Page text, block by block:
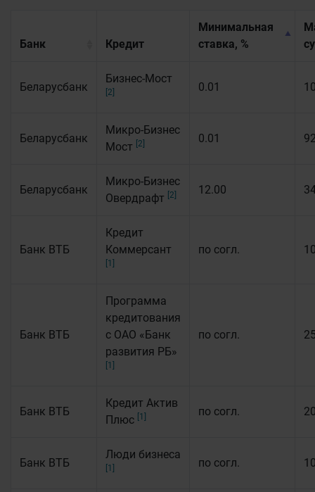
Банк Кредит
Минимальная
ставка, %
Беларусбанк
Бизнес-Мост
[2] 0.01
Беларусбанк
Микро-Бизнес
Мост
[2] 0.01
Беларусбанк
Микро-Бизнес
Овердрафт
[2] 12.00
Банк ВТБ
Кредит
Коммерсант
[1]
по согл.
Банк ВТБ
Программа
кредитования
с ОАО «Банк
развития РБ»
[1]
по согл.
Банк ВТБ
Кредит Актив
Плюс [1] по согл.
Банк ВТБ
Люди бизнеса
[1] по согл.